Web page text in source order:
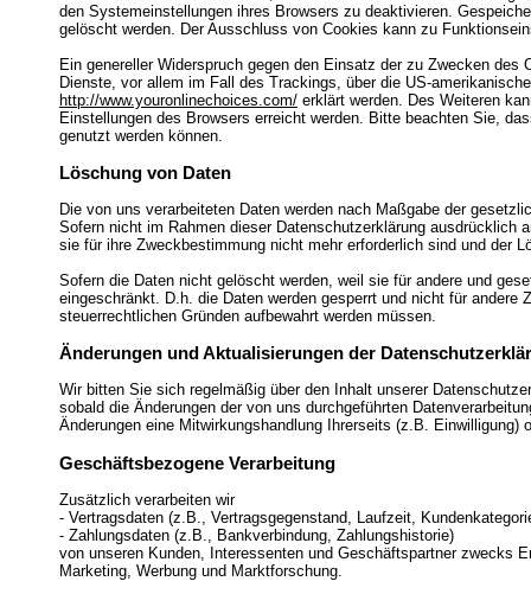
den Systemeinstellungen ihres Browsers zu deaktivieren.
gelöscht werden. Der Ausschluss von Cookies kann zu
Ein genereller Widerspruch gegen den Einsatz der zu Zwecken
Dienste, vor allem im Fall des Trackings, über die US-
http://www.youronlinechoices.com/ erklärt werden. Des Weiteren
Einstellungen des Browsers erreicht werden. Bitte beachten Sie,
genutzt werden können.
Löschung von Daten
Die von uns verarbeiteten Daten werden nach Maßgabe der
Sofern nicht im Rahmen dieser Datenschutzerklärung ausdrücklich
sie für ihre Zweckbestimmung nicht mehr erforderlich sind und der
Sofern die Daten nicht gelöscht werden, weil sie für andere und
eingeschränkt. D.h. die Daten werden gesperrt und nicht für
steuerrechtlichen Gründen aufbewahrt werden müssen.
Änderungen und Aktualisierungen der
Wir bitten Sie sich regelmäßig über den Inhalt unserer
sobald die Änderungen der von uns durchgeführten
Änderungen eine Mitwirkungshandlung Ihrerseits (z.B.
Geschäftsbezogene Verarbeitung
Zusätzlich verarbeiten wir
- Vertragsdaten (z.B., Vertragsgegenstand, Laufzeit,
- Zahlungsdaten (z.B., Bankverbindung, Zahlungshistorie)
von unseren Kunden, Interessenten und Geschäftspartner zwecks
Marketing, Werbung und Marktforschung.